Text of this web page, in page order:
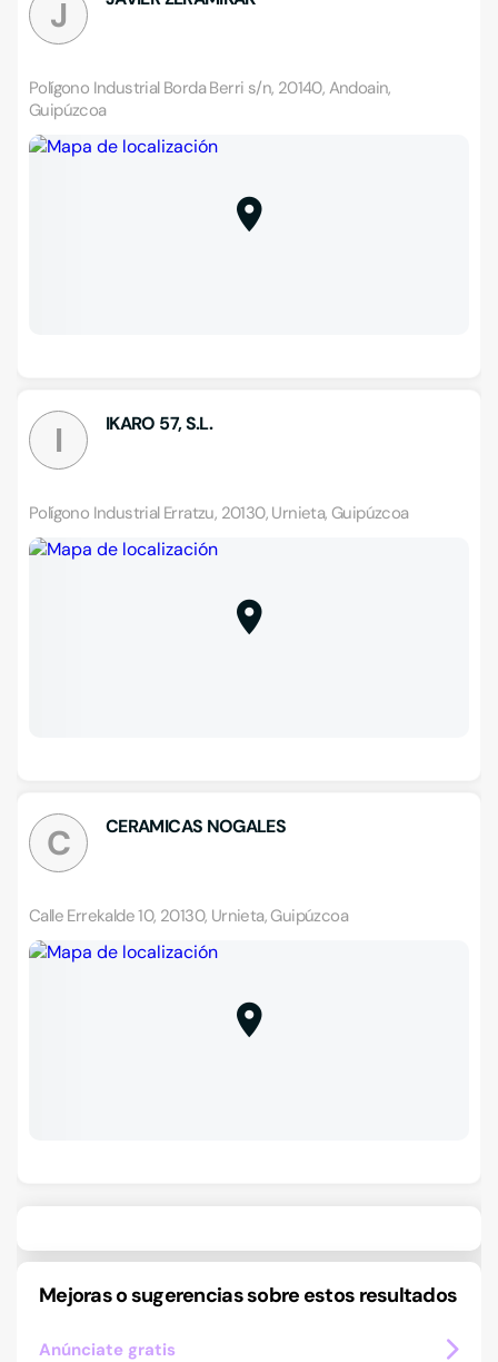
J
Polígono Industrial Borda Berri s/n, 20140, Andoain,
Guipúzcoa
I IKARO 57, S.L.
Polígono Industrial Erratzu, 20130, Urnieta, Guipúzcoa
C CERAMICAS NOGALES
Calle Errekalde 10, 20130, Urnieta, Guipúzcoa
Mejoras o sugerencias sobre estos resultados
Anúnciate gratis